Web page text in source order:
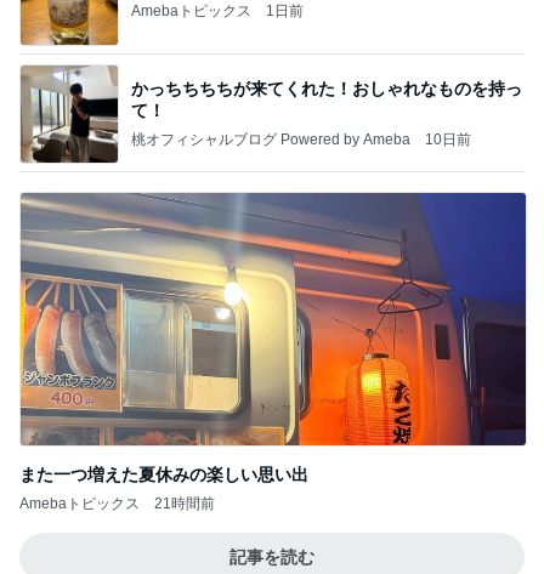
Amebaトピックス 1日前
かっちちちちが来てくれた！おしゃれなものを持っ
て！
桃オフィシャルブログ Powered by Ameba 10日前
また一つ増えた夏休みの楽しい思い出
Amebaトピックス 21時間前
記事を読む